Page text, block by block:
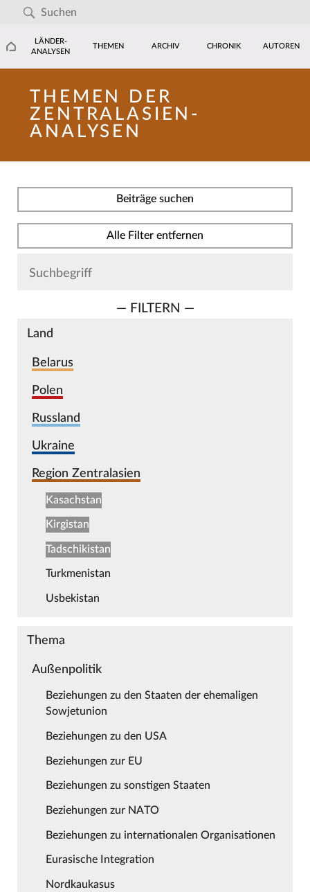
LÄNDER-
ANALYSEN
THEMEN ARCHIV CHRONIK AUTOREN
THEMEN DER
ZENTRALASIEN-
ANALYSEN
Beiträge suchen
Alle Filter entfernen
— FILTERN —
Land
Belarus
Polen
Russland
Ukraine
Region Zentralasien
Kasachstan
Kirgistan
Tadschikistan
Turkmenistan
Usbekistan
Thema
Außenpolitik
Beziehungen zu den Staaten der ehemaligen
Sowjetunion
Beziehungen zu den USA
Beziehungen zur EU
Beziehungen zu sonstigen Staaten
Beziehungen zur NATO
Beziehungen zu internationalen Organisationen
Eurasische Integration
Nordkaukasus